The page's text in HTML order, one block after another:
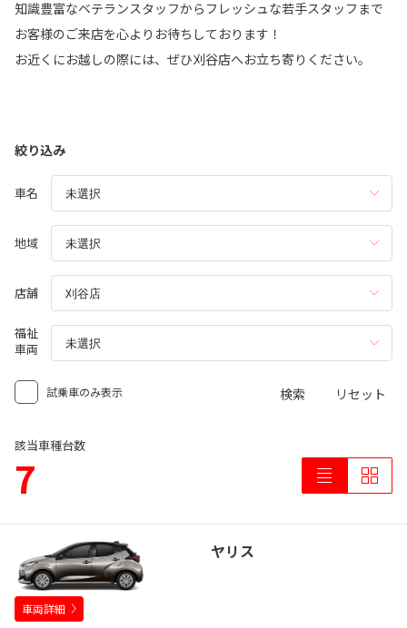
知識豊富なベテランスタッフからフレッシュな若手スタッフまで
お客様のご来店を心よりお待ちしております！
お近くにお越しの際には、ぜひ刈谷店へお立ち寄りください。
絞り込み
車名
地域
店舗
福祉
車両
試乗車のみ表示 検索 リセット
該当車種台数
7
ヤリス
車両詳細